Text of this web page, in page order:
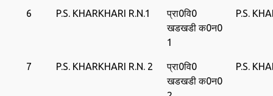
6 P.S. KHARKHARI R.N.1
प्रा0वि0
खडखडी क0न0
1
P.S.
7 P.S. KHARKHARI R.N. 2
प्रा0वि0
खडखडी क0न0
P.S.